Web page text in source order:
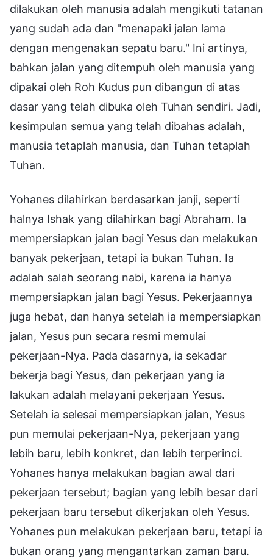
dilakukan oleh manusia adalah mengikuti tatanan
yang sudah ada dan "menapaki jalan lama
dengan mengenakan sepatu baru." Ini artinya,
bahkan jalan yang ditempuh oleh manusia yang
dipakai oleh Roh Kudus pun dibangun di atas
dasar yang telah dibuka oleh Tuhan sendiri. Jadi,
kesimpulan semua yang telah dibahas adalah,
manusia tetaplah manusia, dan Tuhan tetaplah
Tuhan.
Yohanes dilahirkan berdasarkan janji, seperti
halnya Ishak yang dilahirkan bagi Abraham. Ia
mempersiapkan jalan bagi Yesus dan melakukan
banyak pekerjaan, tetapi ia bukan Tuhan. Ia
adalah salah seorang nabi, karena ia hanya
mempersiapkan jalan bagi Yesus. Pekerjaannya
juga hebat, dan hanya setelah ia mempersiapkan
jalan, Yesus pun secara resmi memulai
pekerjaan-Nya. Pada dasarnya, ia sekadar
bekerja bagi Yesus, dan pekerjaan yang ia
lakukan adalah melayani pekerjaan Yesus.
Setelah ia selesai mempersiapkan jalan, Yesus
pun memulai pekerjaan-Nya, pekerjaan yang
lebih baru, lebih konkret, dan lebih terperinci.
Yohanes hanya melakukan bagian awal dari
pekerjaan tersebut; bagian yang lebih besar dari
pekerjaan baru tersebut dikerjakan oleh Yesus.
Yohanes pun melakukan pekerjaan baru, tetapi ia
bukan orang yang mengantarkan zaman baru.